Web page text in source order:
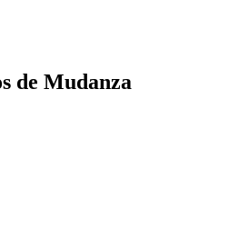
de Mudanza